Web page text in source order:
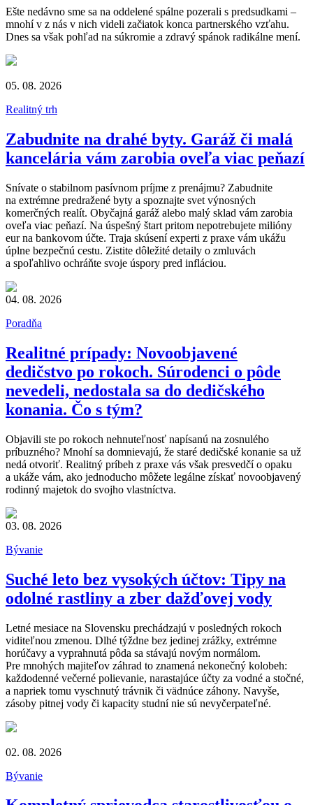
Ešte nedávno sme sa na oddelené spálne pozerali s predsudkami –
mnohí v z nás v nich videli začiatok konca partnerského vzťahu.
Dnes sa však pohľad na súkromie a zdravý spánok radikálne mení.
05. 08. 2026
Realitný trh
Zabudnite na drahé byty. Garáž či malá
kancelária vám zarobia oveľa viac peňazí
Snívate o stabilnom pasívnom príjme z prenájmu? Zabudnite
na extrémne predražené byty a spoznajte svet výnosných
komerčných realít. Obyčajná garáž alebo malý sklad vám zarobia
oveľa viac peňazí. Na úspešný štart pritom nepotrebujete milióny
eur na bankovom účte. Traja skúsení experti z praxe vám ukážu
úplne bezpečnú cestu. Zistite dôležité detaily o zmluvách
a spoľahlivo ochráňte svoje úspory pred infláciou.
04. 08. 2026
Poradňa
Realitné prípady: Novoobjavené
dedičstvo po rokoch. Súrodenci o pôde
nevedeli, nedostala sa do dedičského
konania. Čo s tým?
Objavili ste po rokoch nehnuteľnosť napísanú na zosnulého
príbuzného? Mnohí sa domnievajú, že staré dedičské konanie sa už
nedá otvoriť. Realitný príbeh z praxe vás však presvedčí o opaku
a ukáže vám, ako jednoducho môžete legálne získať novoobjavený
rodinný majetok do svojho vlastníctva.
03. 08. 2026
Bývanie
Suché leto bez vysokých účtov: Tipy na
odolné rastliny a zber dažďovej vody
Letné mesiace na Slovensku prechádzajú v posledných rokoch
viditeľnou zmenou. Dlhé týždne bez jedinej zrážky, extrémne
horúčavy a vyprahnutá pôda sa stávajú novým normálom.
Pre mnohých majiteľov záhrad to znamená nekonečný kolobeh:
každodenné večerné polievanie, narastajúce účty za vodné a stočné,
a napriek tomu vyschnutý trávnik či vädnúce záhony. Navyše,
zásoby pitnej vody či kapacity studní nie sú nevyčerpateľné.
02. 08. 2026
Bývanie